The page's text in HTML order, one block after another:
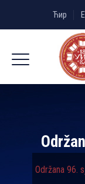
Ћир
Održana 96.